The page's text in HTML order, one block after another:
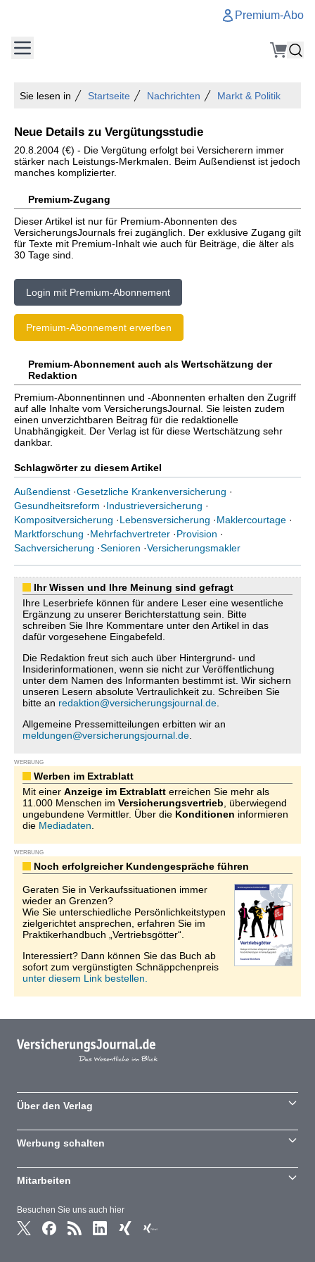
Premium-Abo
Sie lesen in Startseite Nachrichten Markt & Politik
Neue Details zu Vergütungsstudie
20.8.2004 (€) - Die Vergütung erfolgt bei Versicherern immer
stärker nach Leistungs-Merkmalen. Beim Außendienst ist jedoch
manches komplizierter.
Premium-Zugang
Dieser Artikel ist nur für Premium-Abonnenten des
VersicherungsJournals frei zugänglich. Der exklusive Zugang gilt
für Texte mit Premium-Inhalt wie auch für Beiträge, die älter als
30 Tage sind.
Login mit Premium-Abonnement
Premium-Abonnement erwerben
Premium-Abonnement auch als Wertschätzung der
Redaktion
Premium-Abonnentinnen und -Abonnenten erhalten den Zugriff
auf alle Inhalte vom VersicherungsJournal. Sie leisten zudem
einen unverzichtbaren Beitrag für die redaktionelle
Unabhängigkeit. Der Verlag ist für diese Wertschätzung sehr
dankbar.
Schlagwörter zu diesem Artikel
Außendienst ·Gesetzliche Krankenversicherung ·
Gesundheitsreform ·Industrieversicherung ·
Kompositversicherung ·Lebensversicherung ·Maklercourtage ·
Marktforschung ·Mehrfachvertreter ·Provision ·
Sachversicherung ·Senioren ·Versicherungsmakler
Ihr Wissen und Ihre Meinung sind gefragt
Ihre Leserbriefe können für andere Leser eine wesentliche
Ergänzung zu unserer Berichterstattung sein. Bitte
schreiben Sie Ihre Kommentare unter den Artikel in das
dafür vorgesehene Eingabefeld.
Die Redaktion freut sich auch über Hintergrund- und
Insiderinformationen, wenn sie nicht zur Veröffentlichung
unter dem Namen des Informanten bestimmt ist. Wir sichern
unseren Lesern absolute Vertraulichkeit zu. Schreiben Sie
bitte an redaktion@versicherungsjournal.de
Allgemeine Pressemitteilungen erbitten wir an
meldungen@versicherungsjournal.de
WERBUNG
Werben im Extrablatt
Mit einer Anzeige im Extrablatt erreichen Sie mehr als
11.000 Menschen im Versicherungsvertrieb , überwiegend
ungebundene Vermittler. Über die Konditionen informieren
die Mediadaten
WERBUNG
Noch erfolgreicher Kundengespräche führen
Geraten Sie in Verkaufssituationen immer
wieder an Grenzen?
Wie Sie unterschiedliche Persönlichkeitstypen
zielgerichtet ansprechen, erfahren Sie im
Praktikerhandbuch „Vertriebsgötter“.
Interessiert? Dann können Sie das Buch ab
sofort zum vergünstigten Schnäppchenpreis
unter diesem Link bestellen.
Besuchen Sie uns auch hier
Über den Verlag
Werbung schalten
Mitarbeiten